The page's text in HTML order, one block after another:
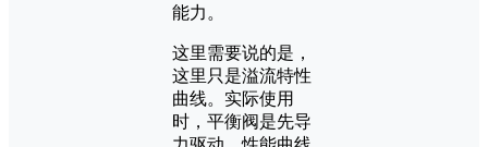
能力。
这里需要说的是，
这里只是溢流特性
曲线。实际使用
时，平衡阀是先导